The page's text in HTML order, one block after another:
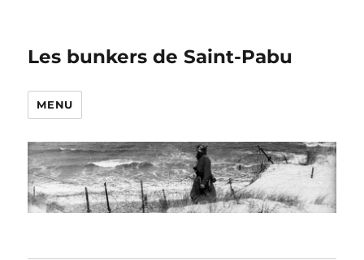
Les bunkers de Saint-Pabu
MENU